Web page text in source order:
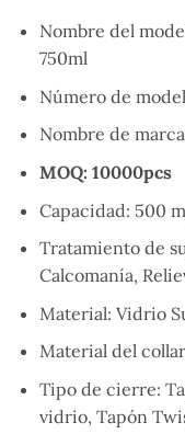
Nombre del
750ml
Número de
Nombre de
MOQ: 10000pcs
Capacidad: 500
Tratamiento de
Calcomanía,
Material: Vidrio
Material del
Tipo de cierre:
vidrio, Tapón